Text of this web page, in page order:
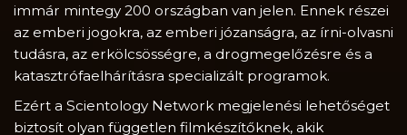
immár mintegy 200 országban van jelen. Ennek részei
az emberi jogokra, az emberi józanságra, az írni-olvasni
tudásra, az erkölcsösségre, a drogmegelőzésre és a
katasztrófaelhárításra specializált programok.
Ezért a Scientology Network megjelenési lehetőséget
biztosít olyan független filmkészítőknek, akik